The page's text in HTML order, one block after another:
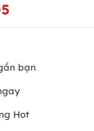
bạn
Hot